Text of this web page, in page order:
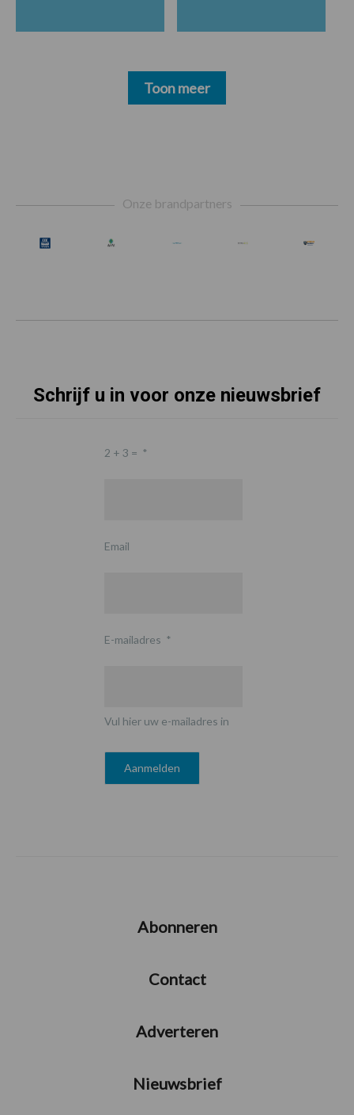
Toon meer
Onze brandpartners
Schrijf u in voor onze nieuwsbrief
2 + 3 = *
Email
E-mailadres *
Vul hier uw e-mailadres in
Abonneren
Contact
Adverteren
Nieuwsbrief